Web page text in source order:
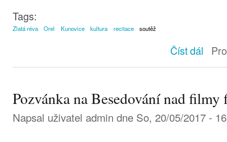
Tags:
Zlatá réva Orel Kunovice kultura recitace soutěž
Číst dál Zlatá
Pozvánka na Besedování nad
Napsal uživatel admin dne So, 20/05/2017 -